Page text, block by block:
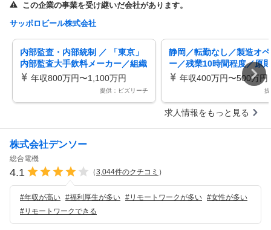
この企業の事業を受け継いだ会社があります。
サッポロビール株式会社
内部監査・内部統制 ／ 「東京」
内部監査大手飲料メーカー／組織
強化を担う中核ポジション／在
宅・フレックス／残業月20h程
年収800万円〜1,100万円
提供：ビズリーチ
静岡／転勤なし／製造オ
ー／残業10時間程度／原
み／充実した福利厚生／
年収400万円〜500万円
求人情報をもっと見る
株式会社デンソー
総合電機
4.1 （3,044件のクチコミ ）
#年収が高い #福利厚生が多い #リモートワークが多い #女性が多い
#リモートワークできる